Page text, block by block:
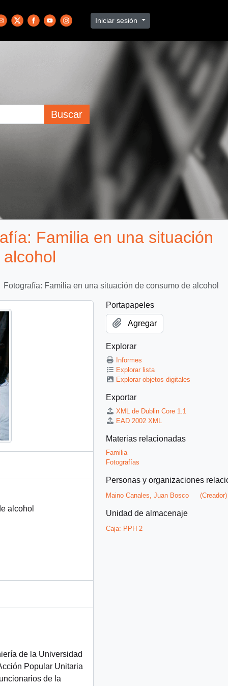
Iniciar sesión
Buscar
Familia en una situación
Fotografía: Familia en una situación de consumo de alcohol
alcohol
de la Universidad
Popular Unitaria
de la
Portapapeles
Agregar
Explorar
Informes
Explorar lista
Explorar objetos digitales
Exportar
XML de Dublin Core 1.1
EAD 2002 XML
Materias relacionadas
Familia
Fotografías
Personas y organizaciones
Maino Canales, Juan Bosco (Creador)
Unidad de almacenaje
Caja: PPH 2